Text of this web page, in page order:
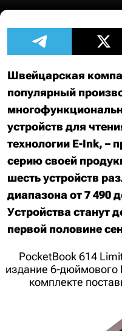
Швейцарская
популярный
устройств для
технологии E-Ink, –
серию своей
шесть устройств
диапазона от 7 490
Устройства станут
первой половине
PocketBook 614
издание 6-дюймового
комплекте